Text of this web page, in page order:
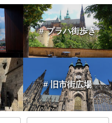
# プラハ街歩き
# 旧市街広場